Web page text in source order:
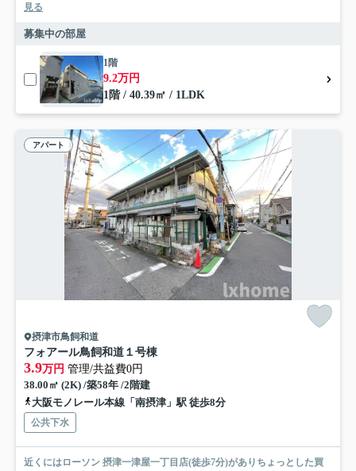
見る
募集中の部屋
1階
9.2万円
1階 / 40.39㎡ / 1LDK
アパート
摂津市鳥飼和道
フォアール鳥飼和道１号棟
3.9万円 管理/共益費0円
38.00㎡ (2K) /築58年 /2階建
大阪モノレール本線「南摂津」駅 徒歩8分
公共下水
近くにはローソン 摂津一津屋一丁目店(徒歩7分)がありちょっとした買